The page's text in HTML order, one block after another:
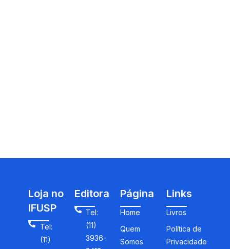
Loja no
IFUSP
Tel:
(11)
Editora
Tel:
(11)
3936-
Página
Home
Quem
Somos
Links
Livros
Política de
Privacidade